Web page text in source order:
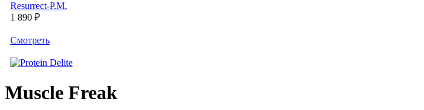
Resurrect-P.M.
1 890 ₽
Cмотреть
Muscle Freak